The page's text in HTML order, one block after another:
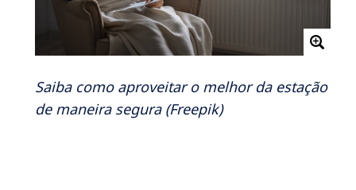
Saiba como aproveitar o melhor da estação
de maneira segura (Freepik)